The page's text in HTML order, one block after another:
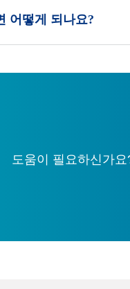
어떻게 되나요?
도움이 필요하신가